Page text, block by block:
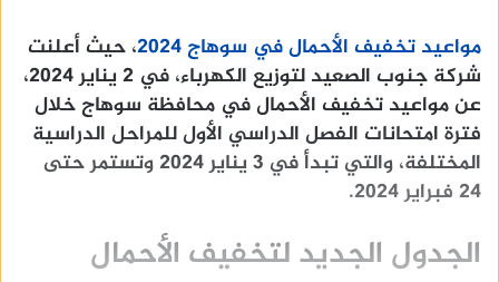
مواعيد تخفيف الأحمال في سوهاج 2024
، حيث أعلنت
شركة جنوب الصعيد لتوزيع الكهرباء، في 2 يناير 2024،
عن مواعيد تخفيف الأحمال في محافظة سوهاج خلال
فترة امتحانات الفصل الدراسي الأول للمراحل الدراسية
المختلفة، والتي تبدأ في 3 يناير 2024 وتستمر حتى
24 فبراير 2024.
الجدول الجديد لتخفيف الأحمال